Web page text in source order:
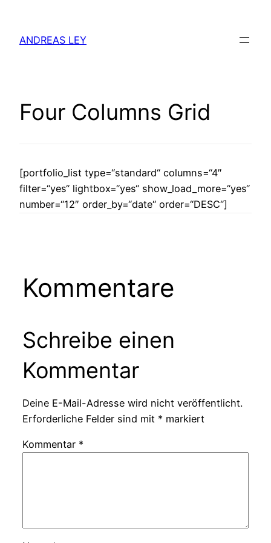
springen
ANDREAS LEY
Four Columns Grid
[portfolio_list type=“standard“ columns=“4″
filter=“yes“ lightbox=“yes“ show_load_more=“yes“
number=“12″ order_by=“date“ order=“DESC“]
Kommentare
Schreibe einen
Kommentar
Deine E-Mail-Adresse wird nicht veröffentlicht.
Erforderliche Felder sind mit * markiert
Kommentar *